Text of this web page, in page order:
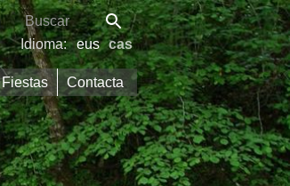
Fiestas Contacta
Idioma: eus cas